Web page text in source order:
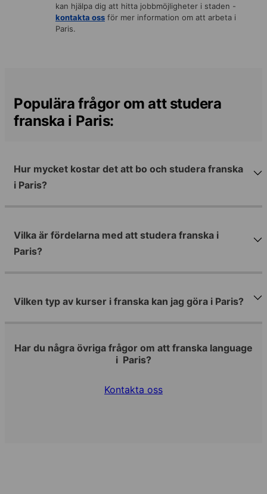
kan hjälpa dig att hitta jobbmöjligheter i staden -
kontakta oss för mer information om att arbeta i
Paris.
Populära frågor om att studera
franska i Paris:
Hur mycket kostar det att bo och studera franska
i Paris?
Vilka är fördelarna med att studera franska i
Paris?
Vilken typ av kurser i franska kan jag göra i Paris?
Har du några övriga frågor om att franska language
i Paris?
Kontakta oss